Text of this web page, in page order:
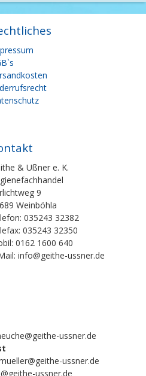
& Ußner e. K.
9
Weinböhla
035243 32382
035243 32350
0162 1600 640
info@geithe-ussner.de
ussner.de
ussner.de
ussner.de